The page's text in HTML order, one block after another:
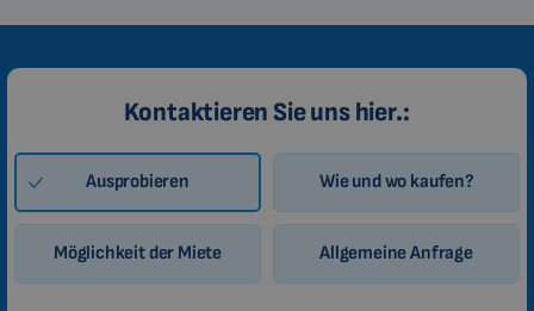
Kontaktieren Sie uns hier.:
Ausprobieren Wie und wo kaufen?
Möglichkeit der Miete Allgemeine Anfrage